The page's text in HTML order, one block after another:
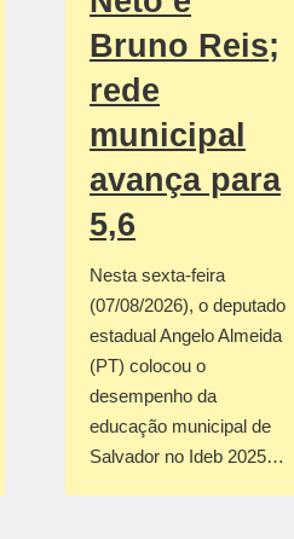
Bruno Reis;
rede
municipal
avança para
5,6
Nesta sexta-feira
(07/08/2026), o deputado
estadual Angelo Almeida
(PT) colocou o
desempenho da
educação municipal de
Salvador no Ideb 2025…